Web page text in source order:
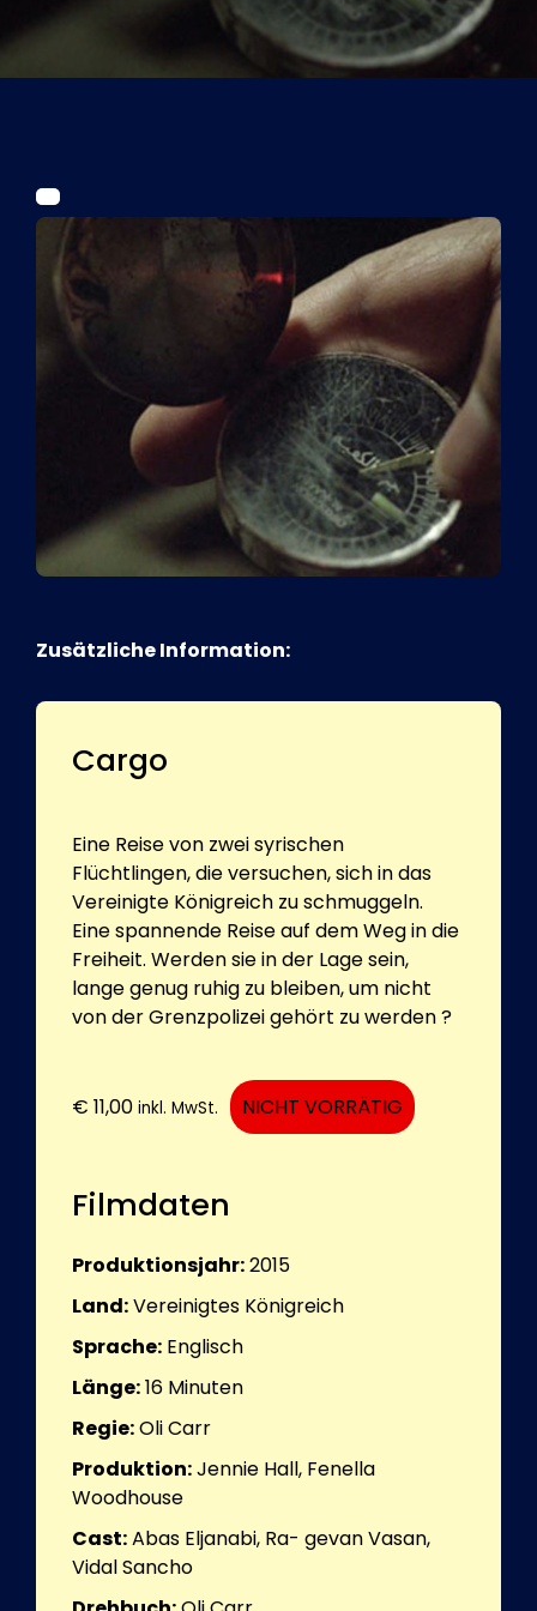
Kurier Romy 2026
Zusätzliche Information:
Cargo
Eine Reise von zwei syrischen
Flüchtlingen, die versuchen, sich in das
Vereinigte Königreich zu schmuggeln.
Eine spannende Reise auf dem Weg in die
Freiheit. Werden sie in der Lage sein,
lange genug ruhig zu bleiben, um nicht
von der Grenzpolizei gehört zu werden ?
€ 11,00 inkl. MwSt. NICHT VORRÄTIG
Filmdaten
Produktionsjahr:2015
Land:Vereinigtes Königreich
Sprache: Englisch
Länge:16 Minuten
Regie:Oli Carr
Produktion:Jennie Hall, Fenella
Woodhouse
Cast:Abas Eljanabi, Ra- gevan Vasan,
Vidal Sancho